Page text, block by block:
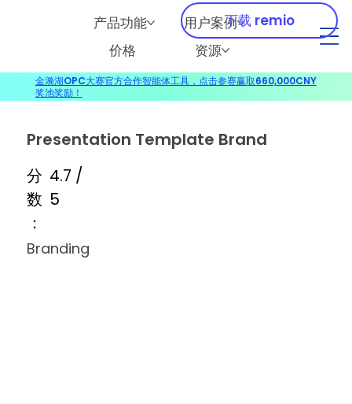
产品功能
用户案例
价格
资源
下载 remio
Presentation Template Brand
分
数
：
4.7 /
5
Branding
金漪湖OPC大赛官方合作智能体工具，点击参赛赢取660,000CNY
奖池奖励！